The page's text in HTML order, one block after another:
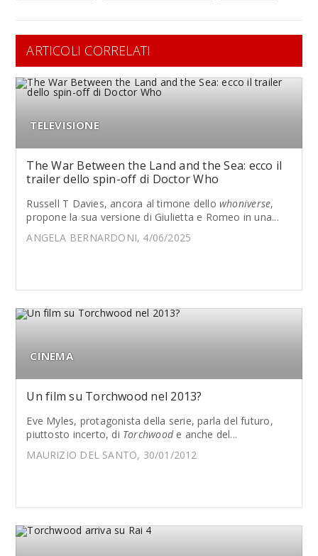
ARTICOLI CORRELATI
TELEVISIONE
The War Between the Land and the Sea: ecco il
trailer dello spin-off di Doctor Who
Russell T Davies, ancora al timone dellowhoniverse,
propone la sua versione di Giulietta e Romeo in una...
ANGELA BERNARDONI, 4/06/2025
CINEMA
Un film su Torchwood nel 2013?
Eve Myles, protagonista della serie, parla del futuro,
piuttosto incerto, di Torchwoode anche del...
MAURIZIO DEL SANTO, 30/01/2012